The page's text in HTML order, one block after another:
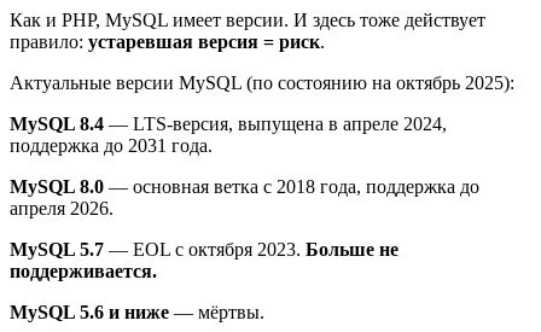
Как и PHP, MySQL имеет версии. И здесь тоже действует
правило: устаревшая версия = риск.
Актуальные версии MySQL (по состоянию на октябрь 2025):
MySQL 8.4 — LTS-версия, выпущена в апреле 2024,
поддержка до 2031 года.
MySQL 8.0 — основная ветка с 2018 года, поддержка до
апреля 2026.
MySQL 5.7 — EOL с октября 2023. Больше не
поддерживается.
MySQL 5.6 и ниже — мёртвы.